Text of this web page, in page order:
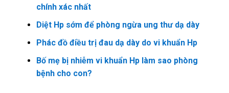
chính xác nhất
Diệt Hp sớm để phòng ngừa ung thư dạ dày
Phác đồ điều trị đau dạ dày do vi khuẩn Hp
Bố mẹ bị nhiễm vi khuẩn Hp làm sao phòng
bệnh cho con?